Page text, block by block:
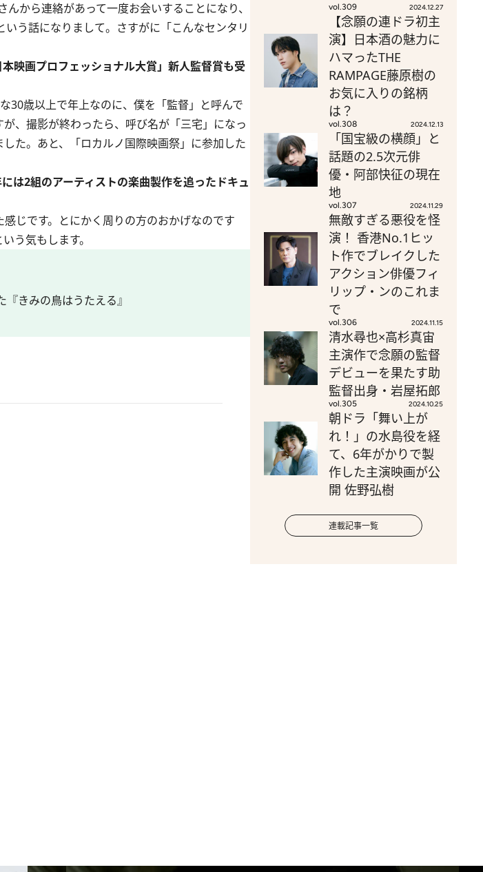
から連絡があって一度お会いすることになり、
う話になりまして。さすがに「こんなセンタリ
画プロフェッショナル大賞」新人監督賞も受
30歳以上で年上なのに、僕を「監督」と呼んで
、撮影が終わったら、呼び名が「三宅」になっ
た。あと、「ロカルノ国際映画祭」に参加した
2組のアーティストの楽曲製作を追ったドキュ
じです。とにかく周りの方のおかげなのです
う気もします。
きみの鳥はうたえる』
vol.309 2024.12.27
【念願の連ドラ初主
演】日本酒の魅力に
ハマったTHE
RAMPAGE藤原樹の
お気に入りの銘柄
は？
vol.308 2024.12.13
「国宝級の横顔」と
話題の2.5次元俳
優・阿部快征の現在
地
vol.307 2024.11.29
無敵すぎる悪役を怪
演！ 香港No.1ヒッ
ト作でブレイクした
アクション俳優フィ
リップ・ンのこれま
で
vol.306 2024.11.15
清水尋也×高杉真宙
主演作で念願の監督
デビューを果たす助
監督出身・岩屋拓郎
vol.305 2024.10.25
朝ドラ「舞い上が
れ！」の水島役を経
て、6年がかりで製
作した主演映画が公
開 佐野弘樹
連載記事一覧